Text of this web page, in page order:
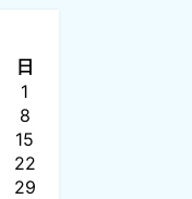
日
1
8
15
22
29